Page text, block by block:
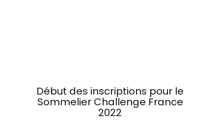
Début des inscriptions pour le
Sommelier Challenge France
2022